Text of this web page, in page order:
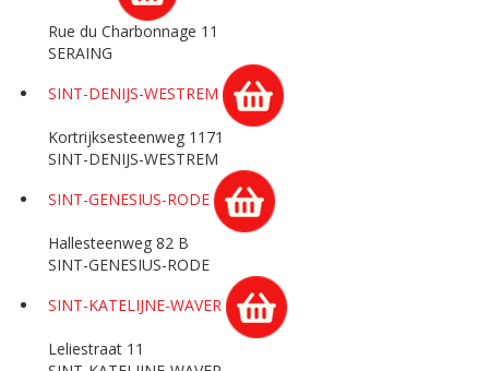
Rue du Charbonnage 11
SERAING
SINT-DENIJS-WESTREM
Kortrijksesteenweg 1171
SINT-DENIJS-WESTREM
SINT-GENESIUS-RODE
Hallesteenweg 82 B
SINT-GENESIUS-RODE
SINT-KATELIJNE-WAVER
Leliestraat 11